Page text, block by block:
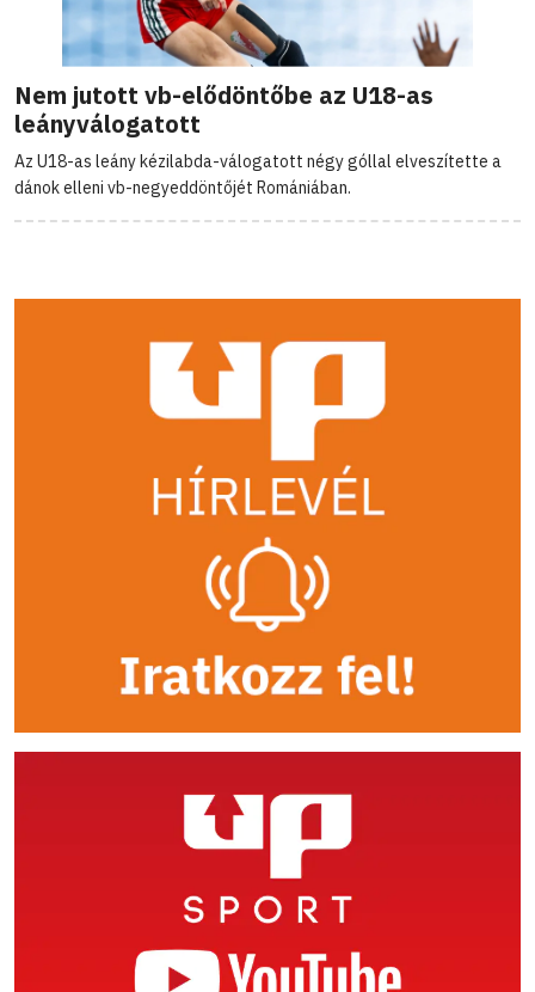
Nem jutott vb-elődöntőbe az U18-as
leányválogatott
Az U18-as leány kézilabda-válogatott négy góllal elveszítette a
dánok elleni vb-negyeddöntőjét Romániában.